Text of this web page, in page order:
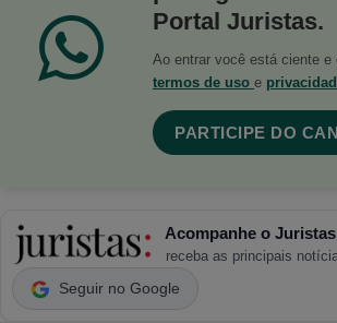
Portal Juristas.
Ao entrar você está ciente e
termos de uso e
PARTICIPE DO
Acompanhe o
receba as principais
Seguir no Google